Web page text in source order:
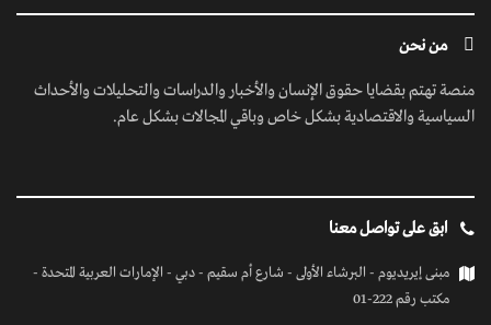
من نحن
منصة تهتم بقضايا حقوق الإنسان والأخبار والدراسات والتحليلات والأحداث
السياسية والاقتصادية بشكل خاص وباقي المجالات بشكل عام.
ابق على تواصل معنا
مبنى إيريديوم - البرشاء الأولى - شارع أم سقيم - دبي - الإمارات العربية المتحدة -
مكتب رقم 222-01